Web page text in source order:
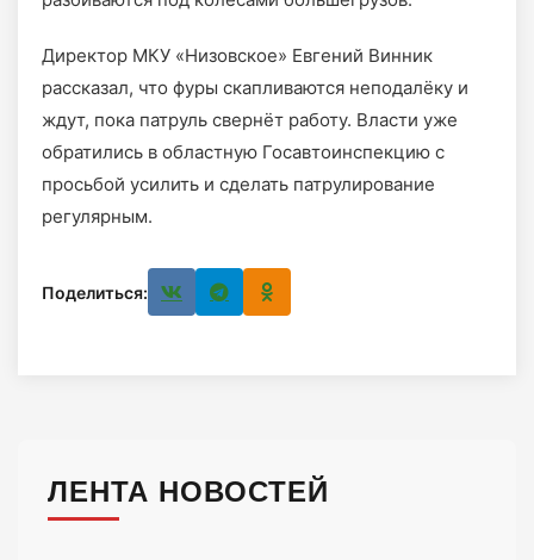
Директор МКУ «Низовское» Евгений Винник
рассказал, что фуры скапливаются неподалёку и
ждут, пока патруль свернёт работу. Власти уже
обратились в областную Госавтоинспекцию с
просьбой усилить и сделать патрулирование
регулярным.
Поделиться:
ЛЕНТА НОВОСТЕЙ